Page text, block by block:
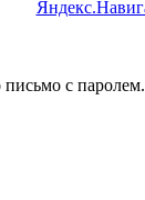
с паролем.